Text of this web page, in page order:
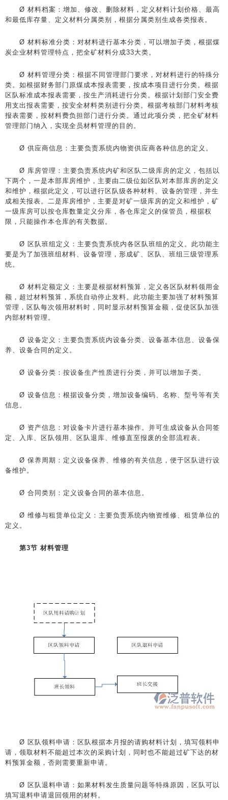
Ø 材料档案：增加、修改、删除材料，定义材料计划价格、最高
和最低库存量、定义材料分属类别，根据分属类别生成各类报表。
Ø 材料标准分类：对材料进行基本分类，可以增加子类，根据煤
炭企业材料管理特点，把全矿材料分成33大类。
Ø 材料管理分类：根据不同管理部门要求，对材料进行的特殊分
类。如根据财务部门原煤成本报表需要，按成本项目进行分类。根据
区队标准成本报表需要，按生产消耗进行分类。根据计划部门安全费
用支出报表需要，按安全材料类别进行分类。根据考核部门材料考核
报表需要，按材料费负担部门进行分类。通过此项分类，把全矿材料
管理部门纳入，实现全员材料管理的目的。
Ø 供应商信息：主要负责系统内物资供应商各种信息的定义。
Ø 库房管理：主要负责系统内矿和区队二级库房的定义，包括以
下两个，一是本部库房维护，主要由二级位如区队对本部库房的定义
和维护，根据此定义，可以进行区队级各种材料、设备的管理，并生
成相关报表。二是库房维护，主要是对矿一级库房的定义和维护，矿
一级库房可以按仓库数量定义分库，各仓库定义的保管员，根据权
限，只能操作本仓库的有关数据。
Ø 区队班组定义：主要负责系统内各区队班组的定义。此功能主
要是为了加强班组材料、设备管理，形成矿、区队、班组三级管理系
统。
Ø 材料定额定义：主要是根据材料预算，定义各区队材料领用金
额，超过材料预算，系统自动停止发料。此功能主要加强了材料预算
管理，区队每次领用材料时，同时显示材料预算金额，促使区队加强
内部材料管理。
Ø 设备定义：主要负责系统内设备分类、设备基本信息、设备保
养、设备合同的定义。
Ø 设备分类：按设备生产性质进行分类，并可以增加子类。
Ø 设备信息：根据设备分类，增加设备编码、名称、型号等有关
信息。
Ø 资产信息：对设备卡片进行基本操作。并可生成设备从合同签
定、入库、区队领用、区队退库、维修直至报废的全部流程表。
Ø 保养周期：定义设备保养、维修的有关信息，便于区队进行设
备维护。
Ø 合同类别：定义设备合同的基本信息。
Ø 维修与租赁单位定义：主要负责系统内物资维修、租赁单位的
定义。
第3节 材料管理
Ø 区队领料申请：区队根据本月报的请购材料计划，填写领料申
请，领取材料不能超过本次的采购计划，同时也不能超过矿下达的材
料预算金额，否则需要重新申请。
Ø 区队退料申请：如果材料发生质量问题等特殊原因，区队可以
填写退料申请退回领用的材料。